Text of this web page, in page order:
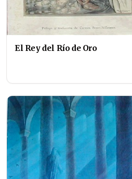
El Rey del Río de Oro